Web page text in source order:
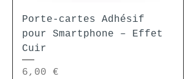
Porte-cartes Adhésif
pour Smartphone – Effet
Cuir
Prix
6,00 €